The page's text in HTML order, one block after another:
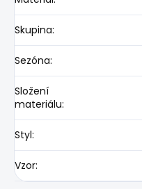
Skupina:
Sezóna:
Složení
materiálu:
Styl:
Vzor: